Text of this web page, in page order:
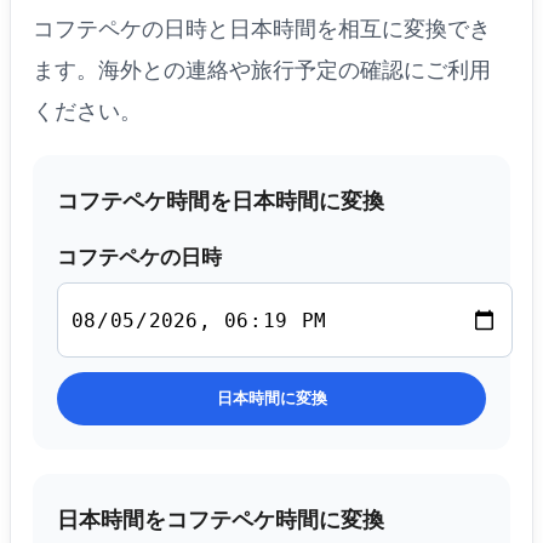
コフテペケの日時と日本時間を相互に変換でき
ます。海外との連絡や旅行予定の確認にご利用
ください。
コフテペケ時間を日本時間に変換
コフテペケの日時
日本時間に変換
日本時間をコフテペケ時間に変換